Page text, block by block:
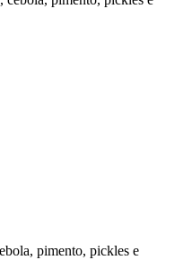
pimento, pickles e